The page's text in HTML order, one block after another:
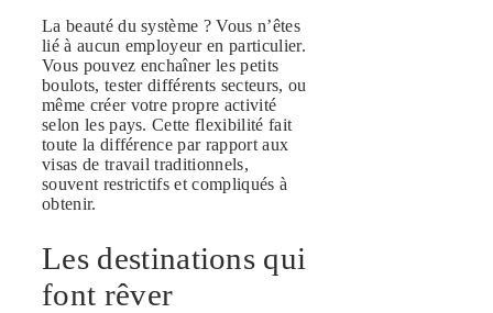
La beauté du système ? Vous n’êtes
lié à aucun employeur en particulier.
Vous pouvez enchaîner les petits
boulots, tester différents secteurs, ou
même créer votre propre activité
selon les pays. Cette flexibilité fait
toute la différence par rapport aux
visas de travail traditionnels,
souvent restrictifs et compliqués à
obtenir.
Les destinations qui
font rêver